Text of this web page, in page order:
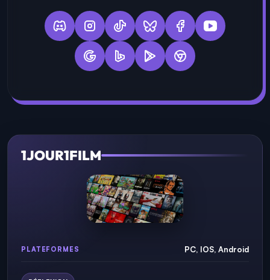
1JOUR1FILM
PLATEFORMES PC, IOS, Android